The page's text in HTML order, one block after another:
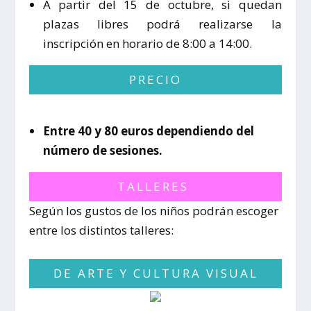
A partir del 15 de octubre, si quedan
plazas libres podrá realizarse la
inscripción en horario de 8:00 a 14:00.
PRECIO
Entre 40 y 80 euros dependiendo del
número de sesiones.
TALLERES
Según los gustos de los niños podrán escoger
entre los distintos talleres:
DE ARTE Y CULTURA VISUAL